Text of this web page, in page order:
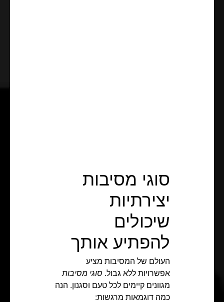
סוגי מסיבות
יצירתיות
שיכולים
להפתיע אותך
העולם של המסיבות מציע
אפשרויות ללא גבול. סוגי מסיבות
מגוונים קיימים לכל טעם וסגנון. הנה
כמה דוגמאות מרגשות: